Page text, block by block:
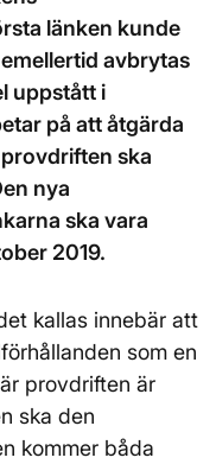
länken kunde
avbrytas
uppstått i
på att åtgärda
ska
nya
ska vara
2019.
kallas innebär att
som en
provdriften är
ska den
kommer båda